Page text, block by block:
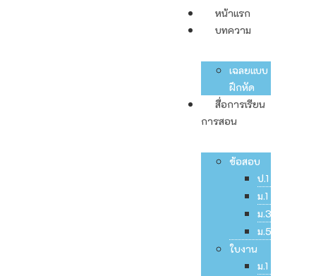
หน้าแรก
บทความ
เฉลยแบบ
ฝึกหัด
สื่อการเรียน
การสอน
ข้อสอบ
ป.1
ม.1
ม.3
ม.5
ใบงาน
ม.1